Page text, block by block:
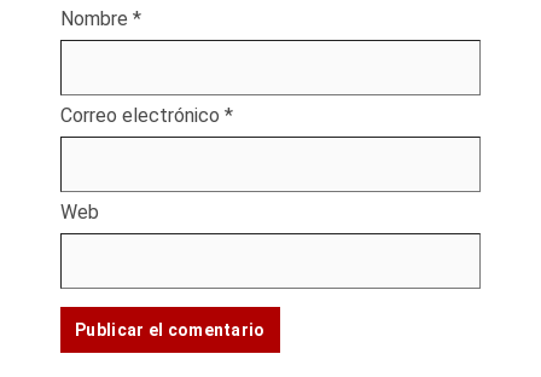
Nombre *
Correo electrónico *
Web